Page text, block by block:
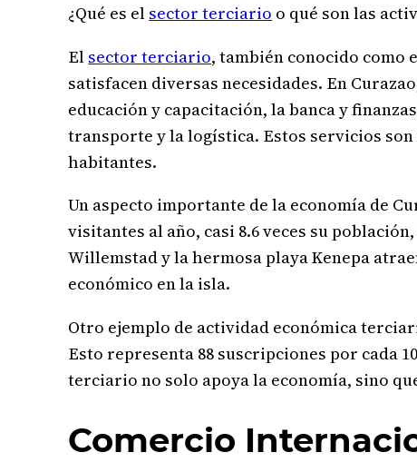
¿Qué es el sector terciario o qué son las
El sector terciario, también conocido
satisfacen diversas necesidades. En
educación y capacitación, la banca y
transporte y la logística. Estos servicios
habitantes.
Un aspecto importante de la economía de
visitantes al año, casi 8.6 veces su
Willemstad y la hermosa playa Kenepa
económico en la isla.
Otro ejemplo de actividad económica
Esto representa 88 suscripciones por cada
terciario no solo apoya la economía, sino
Comercio